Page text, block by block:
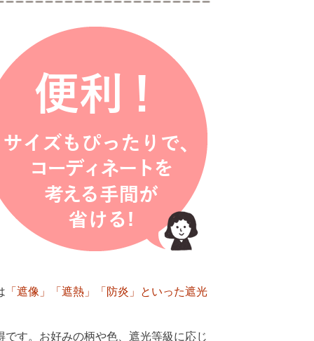
「遮像」「遮熱」「防炎」といった遮光
です。お好みの柄や色、遮光等級に応じ